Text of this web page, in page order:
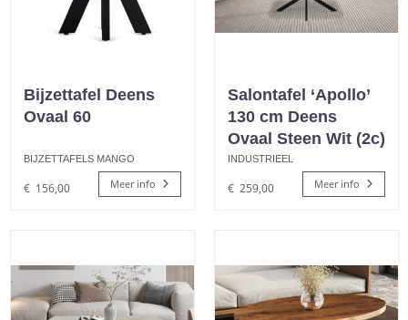
Bijzettafel Deens
Ovaal 60
BIJZETTAFELS MANGO
€ 156,00 Meer info
Salontafel ‘Apollo’
130 cm Deens
Ovaal Steen Wit (2c)
INDUSTRIEEL
€ 259,00 Meer info